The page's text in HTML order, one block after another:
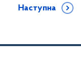
Наступна